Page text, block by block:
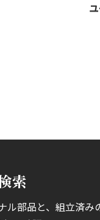
索
ル部品と、組立済み